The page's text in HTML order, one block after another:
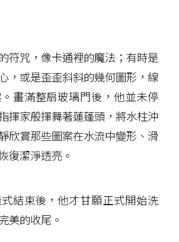
符咒，像卡通裡的魔法；有時是
，或是歪歪斜斜的幾何圖形，線
畫滿整扇玻璃門後，他並未停
揮家般揮舞著蓮蓬頭，將水柱沖
欣賞那些圖案在水流中變形、滑
復潔淨透亮。
結束後，他才甘願正式開始洗
美的收尾。